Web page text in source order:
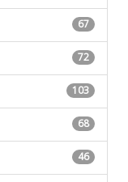
67
72
103
68
46